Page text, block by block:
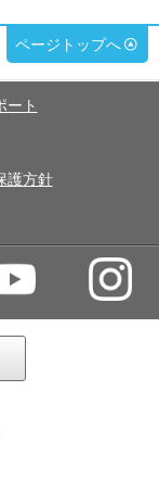
ページトップへ
ート
護方針